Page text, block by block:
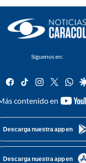
Síguenos en:
facebook
tiktok instagram
twitter
contenido en
Descarga nuestra app en
Descarga nuestra app en